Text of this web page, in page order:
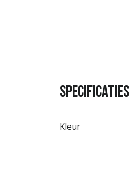
Specificaties
Kleur